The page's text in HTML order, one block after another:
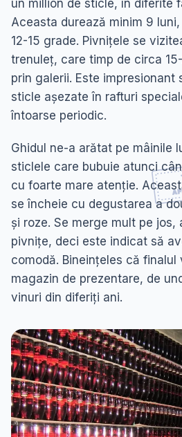
un million de sticle, în diferite
Aceasta durează minim 9
12-15 grade. Pivnițele se
trenuleț, care timp de circa
prin galerii. Este impresionant
sticle așezate în rafturi
întoarse periodic.
Ghidul ne-a arătat pe mâinile
sticlele care bubuie atunci
cu foarte mare atenție.
se încheie cu degustarea a
și roze. Se merge mult pe
pivnițe, deci este indicat să
comodă. Bineințeles că
magazin de prezentare, de
vinuri din diferiți ani.